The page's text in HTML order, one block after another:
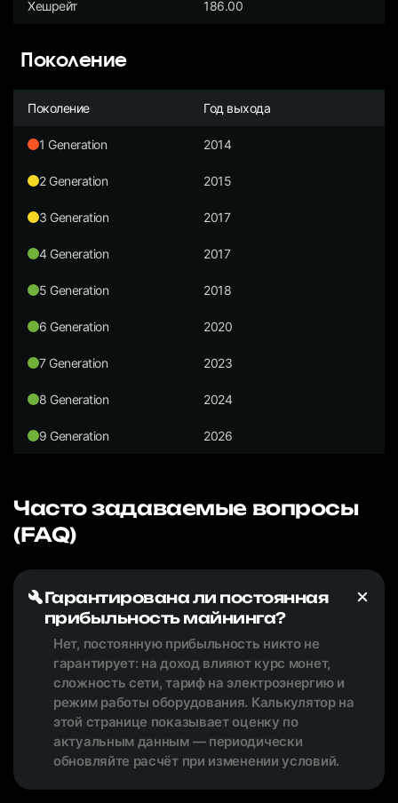
Хешрейт 186.00
Поколение
Поколение Год выхода
1 Generation 2014
2 Generation 2015
3 Generation 2017
4 Generation 2017
5 Generation 2018
6 Generation 2020
7 Generation 2023
8 Generation 2024
9 Generation 2026
Часто задаваемые вопросы
(FAQ)
Гарантирована ли постоянная
прибыльность майнинга?
Нет, постоянную прибыльность никто не
гарантирует: на доход влияют курс монет,
сложность сети, тариф на электроэнергию и
режим работы оборудования. Калькулятор на
этой странице показывает оценку по
актуальным данным — периодически
обновляйте расчёт при изменении условий.